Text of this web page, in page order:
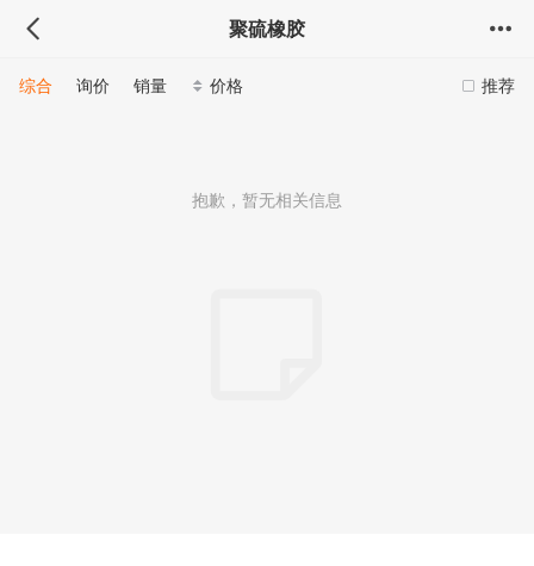
聚硫橡胶
推荐
综合 询价 销量 价格
抱歉，暂无相关信息